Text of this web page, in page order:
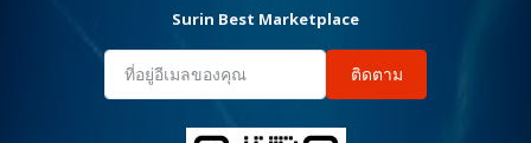
Surin Best Marketplace
ติดตาม